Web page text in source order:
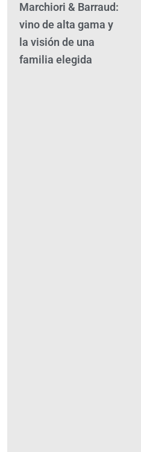
Marchiori & Barraud:
vino de alta gama y
la visión de una
familia elegida